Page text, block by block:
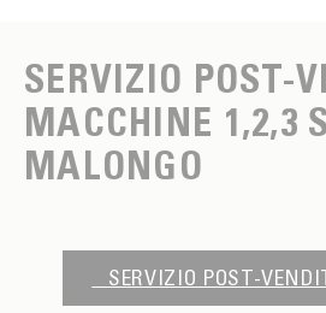
SAO TOMÉ
MALONGO E I PICCOLI PRODUTTORI
INNOVAZIONE
LA PROVA È NEL GUSTO
SERVIZIO POST-
MACCHINE 1,2,3
MALONGO
SERVIZIO POST-